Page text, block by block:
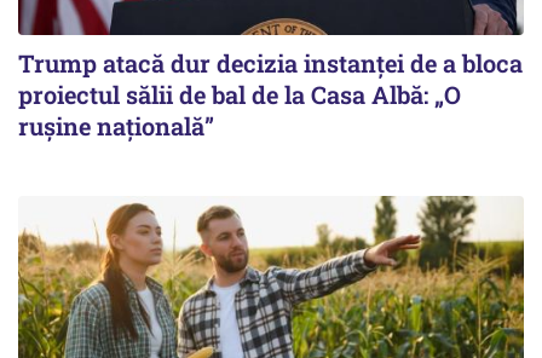
Trump atacă dur decizia instanţei de a bloca
proiectul sălii de bal de la Casa Albă: „O
ruşine naţională”